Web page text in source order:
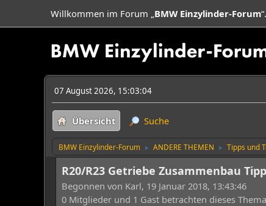
Willkommen im Forum „BMW Einzylinder-Forum“.
07 August 2026, 15:03:04
Übersicht Suche
BMW Einzylinder-Forum ► ANDERE THEMEN ► Tipps und
R20/R23 Getriebe Zusammenbau
Begonnen von Karl, 19 Januar 2018, 13:43:46
0 Mitglieder und 1 Gast betrachten dieses